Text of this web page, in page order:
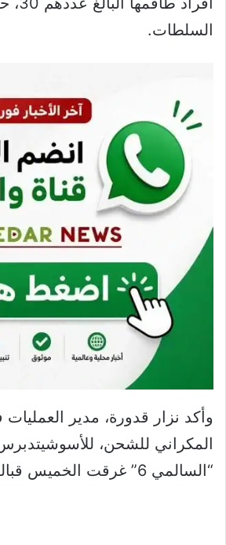
السلطات.
وأكد نزار قدورة، مدير
المكراني للشحن،
“السالمي 6” غرقت الخميس قبالة إيران.